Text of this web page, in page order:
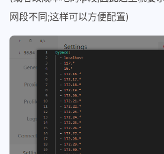
网段不同;这样可以方便配置)